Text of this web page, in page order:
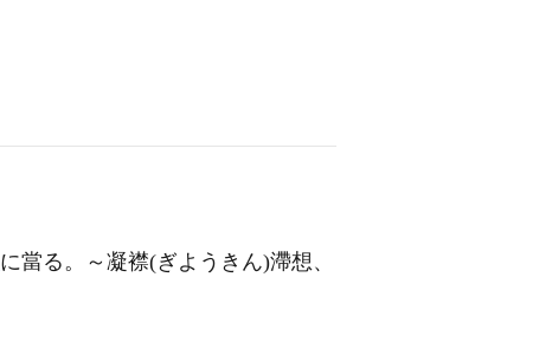
に當る。～凝襟(ぎようきん)滯想、